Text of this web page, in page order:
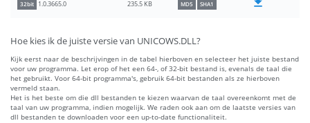
32bit 1.0.3665.0 235.5 KB MD5 SHA1
Hoe kies ik de juiste versie van UNICOWS.DLL?
Kijk eerst naar de beschrijvingen in de tabel hierboven en selecteer het juiste bestand
voor uw programma. Let erop of het een 64-, of 32-bit bestand is, evenals de taal die
het gebruikt. Voor 64-bit programma's, gebruik 64-bit bestanden als ze hierboven
vermeld staan.
Het is het beste om die dll bestanden te kiezen waarvan de taal overeenkomt met de
taal van uw programma, indien mogelijk. We raden ook aan om de laatste versies van
dll bestanden te downloaden voor een up-to-date functionaliteit.